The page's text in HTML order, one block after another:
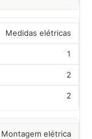
Medidas elétricas
1
2
2
Montagem elétrica